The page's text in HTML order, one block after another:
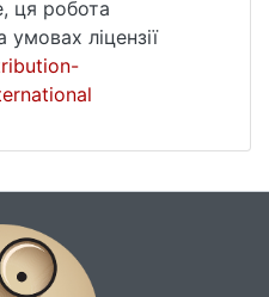
ця робота
ліцензії